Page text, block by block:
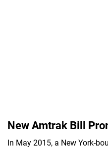
New Amtrak Bill
In May 2015, a New York-